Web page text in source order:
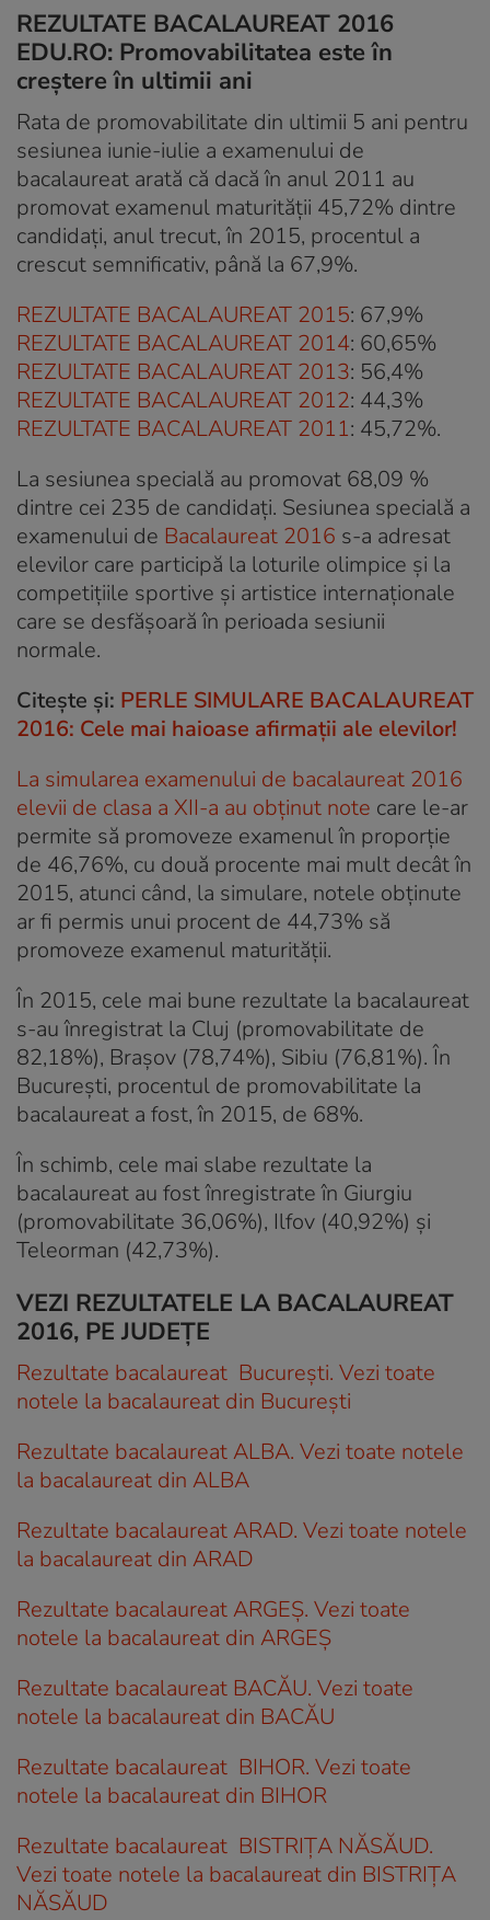
REZULTATE BACALAUREAT 2016
EDU.RO: Promovabilitatea este în
creștere în ultimii ani
Rata de promovabilitate din ultimii 5 ani pentru
sesiunea iunie-iulie a examenului de
bacalaureat arată că dacă în anul 2011 au
promovat examenul maturității 45,72% dintre
candidați, anul trecut, în 2015, procentul a
crescut semnificativ, până la 67,9%.
REZULTATE BACALAUREAT 2015: 67,9%
REZULTATE BACALAUREAT 2014: 60,65%
REZULTATE BACALAUREAT 2013: 56,4%
REZULTATE BACALAUREAT 2012: 44,3%
REZULTATE BACALAUREAT 2011: 45,72%.
La sesiunea specială au promovat 68,09 %
dintre cei 235 de candidaţi. Sesiunea specială a
examenului de Bacalaureat 2016 s-a adresat
elevilor care participă la loturile olimpice şi la
competiţiile sportive şi artistice internaţionale
care se desfăşoară în perioada sesiunii
normale.
Citește și: PERLE SIMULARE BACALAUREAT
2016: Cele mai haioase afirmaţii ale elevilor!
La simularea examenului de bacalaureat 2016
elevii de clasa a XII-a au obținut note care le-ar
permite să promoveze examenul în proporție
de 46,76%, cu două procente mai mult decât în
2015, atunci când, la simulare, notele obținute
ar fi permis unui procent de 44,73% să
promoveze examenul maturității.
În 2015, cele mai bune rezultate la bacalaureat
s-au înregistrat la Cluj (promovabilitate de
82,18%), Brașov (78,74%), Sibiu (76,81%). În
București, procentul de promovabilitate la
bacalaureat a fost, în 2015, de 68%.
În schimb, cele mai slabe rezultate la
bacalaureat au fost înregistrate în Giurgiu
(promovabilitate 36,06%), Ilfov (40,92%) și
Teleorman (42,73%).
VEZI REZULTATELE LA BACALAUREAT
2016, PE JUDEȚE
Rezultate bacalaureat București. Vezi toate
notele la bacalaureat din București
Rezultate bacalaureat ALBA. Vezi toate notele
la bacalaureat din ALBA
Rezultate bacalaureat ARAD. Vezi toate notele
la bacalaureat din ARAD
Rezultate bacalaureat ARGEȘ. Vezi toate
notele la bacalaureat din ARGEȘ
Rezultate bacalaureat BACĂU. Vezi toate
notele la bacalaureat din BACĂU
Rezultate bacalaureat BIHOR. Vezi toate
notele la bacalaureat din BIHOR
Rezultate bacalaureat BISTRIȚA NĂSĂUD.
Vezi toate notele la bacalaureat din BISTRIȚA
NĂSĂUD